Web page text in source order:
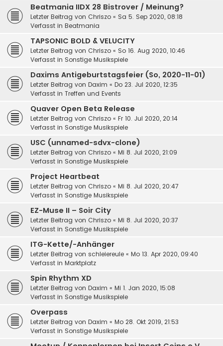
Beatmania IIDX 28 Bistrover / Meinung?
Letzter Beitrag von Chriszo « Sa 5. Sep 2020, 08:18
Verfasst in Beatmania
TAPSONIC BOLD & VELUCITY
Letzter Beitrag von Chriszo « So 16. Aug 2020, 10:46
Verfasst in Sonstige Musikspiele
Daxims Antigeburtstagsfeier (So, 2020-11-01)
Letzter Beitrag von Daxim « Do 23. Jul 2020, 12:35
Verfasst in Treffen und Events
Quaver Open Beta Release
Letzter Beitrag von Chriszo « Fr 10. Jul 2020, 20:14
Verfasst in Sonstige Musikspiele
USC (unnamed-sdvx-clone)
Letzter Beitrag von Chriszo « Mi 8. Jul 2020, 21:09
Verfasst in Sonstige Musikspiele
Project Heartbeat
Letzter Beitrag von Chriszo « Mi 8. Jul 2020, 20:47
Verfasst in Sonstige Musikspiele
EZ-Muse II – Soir City
Letzter Beitrag von Chriszo « Mi 8. Jul 2020, 20:37
Verfasst in Sonstige Musikspiele
ITG-Kette/-Anhänger
Letzter Beitrag von schleiereule « Mo 13. Apr 2020, 09:40
Verfasst in Marktplatz
Spin Rhythm XD
Letzter Beitrag von Daxim « Mi 1. Jan 2020, 15:08
Verfasst in Sonstige Musikspiele
Overpass
Letzter Beitrag von Daxim « Mo 28. Okt 2019, 21:53
Verfasst in Sonstige Musikspiele